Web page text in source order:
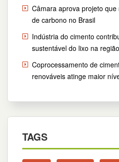
Câmara aprova projeto
de carbono no Brasil
Indústria do cimento
sustentável do lixo na
Coprocessamento de
renováveis atinge maior
TAGS